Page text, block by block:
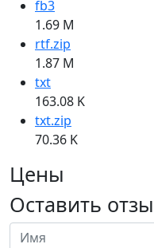
fb3
1.69 M
rtf.zip
1.87 M
txt
163.08 K
txt.zip
70.36 K
Цены
Оставить